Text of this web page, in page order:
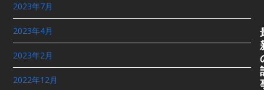
2023年7月
2023年4月
2023年2月
2022年12月